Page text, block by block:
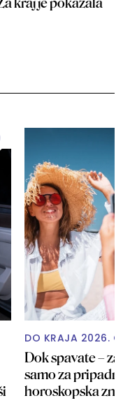
DO KRAJA 2026.
Dok spavate –
samo za
horoskopska